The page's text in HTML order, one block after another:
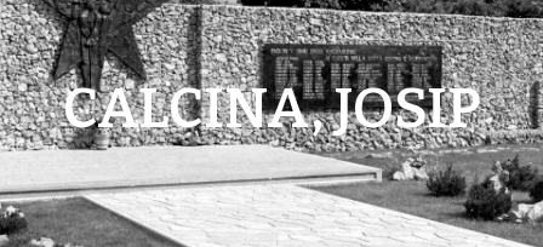
CALCINA, JOSIP